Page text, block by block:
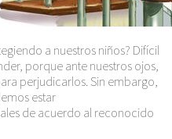
a nuestros niños? Difícil
porque ante nuestros ojos,
perjudicarlos. Sin embargo,
estar
de acuerdo al reconocido